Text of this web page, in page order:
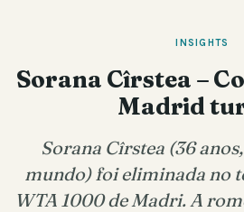
INSIGHTS
Sorana Cîrstea –
Madrid
Sorana Cîrstea (36
mundo) foi eliminada no
WTA 1000 de Madri. A